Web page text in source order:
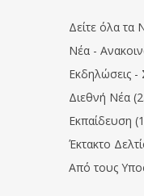
Δείτε όλα τα
Νέα -
Εκδηλώσεις -
Διεθνή Νέα
Εκπαίδευση
Έκτακτο
Από τους